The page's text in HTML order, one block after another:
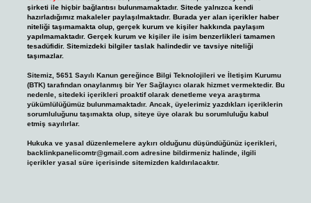
şirketi ile hiçbir bağlantısı bulunmamaktadır. Sitede yalnızca kendi
hazırladığımız makaleler paylaşılmaktadır. Burada yer alan içerikler haber
niteliği taşımamakta olup, gerçek kurum ve kişiler hakkında paylaşım
yapılmamaktadır. Gerçek kurum ve kişiler ile isim benzerlikleri tamamen
tesadüfidir. Sitemizdeki bilgiler taslak halindedir ve tavsiye niteliği
taşımazlar.
Sitemiz, 5651 Sayılı Kanun gereğince Bilgi Teknolojileri ve İletişim Kurumu
(BTK) tarafından onaylanmış bir Yer Sağlayıcı olarak hizmet vermektedir. Bu
nedenle, sitedeki içerikleri proaktif olarak denetleme veya araştırma
yükümlülüğümüz bulunmamaktadır. Ancak, üyelerimiz yazdıkları içeriklerin
sorumluluğunu taşımakta olup, siteye üye olarak bu sorumluluğu kabul
etmiş sayılırlar.
Hukuka ve yasal düzenlemelere aykırı olduğunu düşündüğünüz içerikleri,
backlinkpanelicomtr@gmail.comadresine bildirmeniz halinde, ilgili
içerikler yasal süre içerisinde sitemizden kaldırılacaktır.